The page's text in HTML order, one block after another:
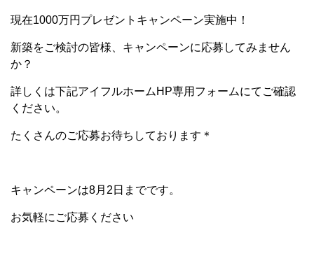
現在1000万円プレゼントキャンペーン実施中！
新築をご検討の皆様、キャンペーンに応募してみません
か？
詳しくは下記アイフルホームHP専用フォームにてご確認
ください。
たくさんのご応募お待ちしております＊
キャンペーンは8月2日までです。
お気軽にご応募ください